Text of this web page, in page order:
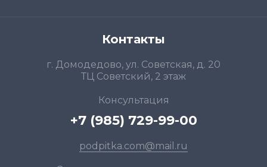
Контакты
г. Домодедово, ул. Советская, д. 20
ТЦ Советский, 2 этаж
Консультация
+7 (985) 729-99-00
podpitka.com@mail.ru